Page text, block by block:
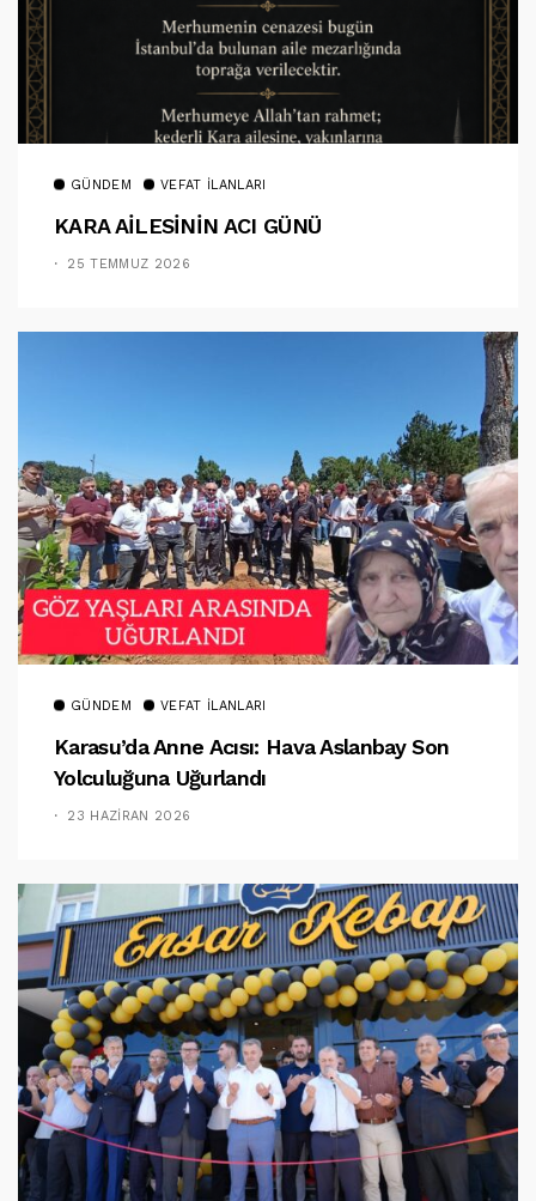
GÜNDEM VEFAT İLANLARI
KARA AİLESİNİN ACI GÜNÜ
25 TEMMUZ 2026
GÜNDEM VEFAT İLANLARI
Karasu’da Anne Acısı: Hava Aslanbay Son
Yolculuğuna Uğurlandı
23 HAZIRAN 2026